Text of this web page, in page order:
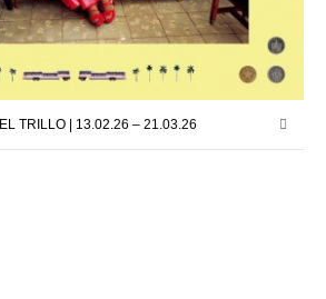
TRILLO | 13.02.26 – 21.03.26